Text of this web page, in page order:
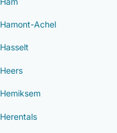
Hamont-Achel
Hasselt
Heers
Hemiksem
Herentals